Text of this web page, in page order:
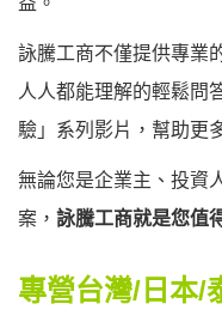
詠騰工商不僅提供專業
人人都能理解的輕鬆問
驗」系列影片，幫助更
無論您是企業主、投資
案， 詠騰工商就是您值
專營台灣/日本/